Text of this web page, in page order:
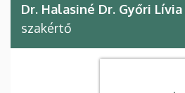
Dr. Halasiné Dr. Győri
szakértő